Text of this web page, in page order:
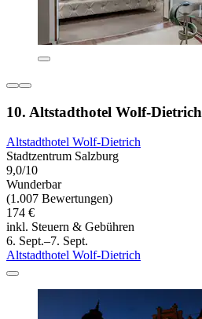
10. Altstadthotel Wolf-Dietrich
Altstadthotel Wolf-Dietrich
Stadtzentrum Salzburg
9,0/10
Wunderbar
(1.007 Bewertungen)
174 €
inkl. Steuern & Gebühren
6. Sept.–7. Sept.
Altstadthotel Wolf-Dietrich